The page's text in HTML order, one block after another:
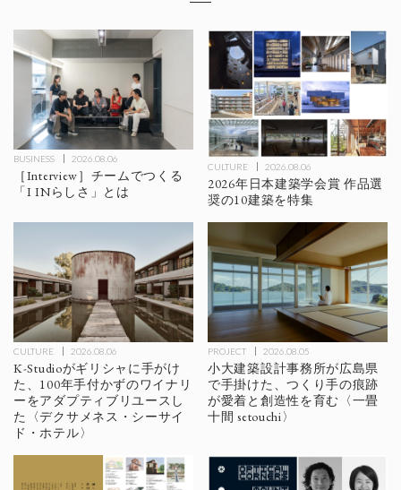
BUSINESS 2026.08.06
［Interview］チームでつくる
「I INらしさ」とは
CULTURE 2026.08.06
2026年日本建築学会賞 作品選
奨の10建築を特集
CULTURE 2026.08.06
K-Studioがギリシャに手がけ
た、100年手付かずのワイナリ
ーをアダプティブリユースし
た〈デクサメネス・シーサイ
ド・ホテル〉
PROJECT 2026.08.05
小大建築設計事務所が広島県
で手掛けた、つくり手の痕跡
が愛着と創造性を育む〈一畳
十間 setouchi〉